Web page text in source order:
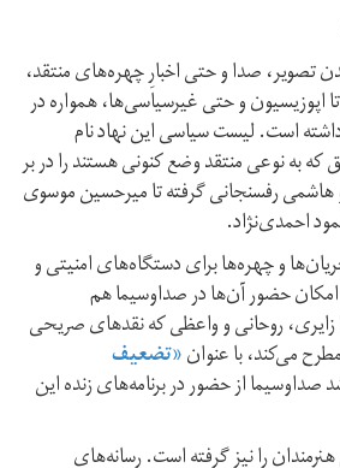
تصویر، صدا و حتی اخبارِ چهره‌های منتقد،
اپوزیسیون و حتی غیرسیاسی‌ها،‌ همواره در
است. لیست سیاسی این نهاد نام
به نوعی منتقد وضع کنونی هستند را در بر
رفسنجانی گرفته تا میرحسین موسوی
احمدی‌نژاد.
و چهره‌ها برای دستگاه‌های امنیتی و
حضور آن‌ها در صداوسیما هم
روحانی و واعظی که نقدهای صریحی
می‌کند،‌ با عنوان«تضعیف
از حضور در برنامه‌های زنده این